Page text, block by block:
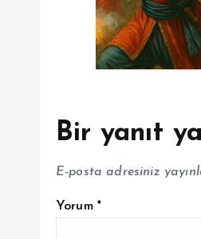
Bir yanıt
E-posta adresiniz
Yorum *